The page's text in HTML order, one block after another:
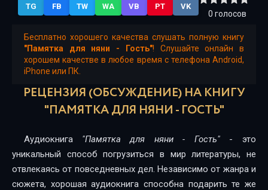
TG FB TW WA VB PT VK
0 голосов
Бесплатно хорошего качества слушать полную книгу
"Памятка для няни - Гость"! Слушайте онлайн в
хорошем качестве в любое время с телефона Android,
iPhone или ПК.
РЕЦЕНЗИЯ (ОБСУЖДЕНИЕ) НА КНИГУ
"ПАМЯТКА ДЛЯ НЯНИ - ГОСТЬ"
Аудиокнига "Памятка для няни - Гость"- это
уникальный способ погрузиться в мир литературы, не
отвлекаясь от повседневных дел. Независимо от жанра и
сюжета, хорошая аудиокнига способна подарить те же